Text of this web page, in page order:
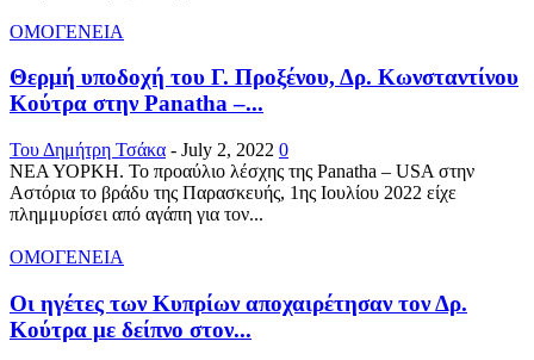
ΟΜΟΓΕΝΕΙΑ
Θερμή υποδοχή του Γ. Προξένου, Δρ. Κωνσταντίνου
Κούτρα στην Panatha –...
Του Δημήτρη Τσάκα - July 2, 2022 0
ΝΕΑ ΥΟΡΚΗ. To προαύλιο λέσχης της Panatha – USA στην
Αστόρια το βράδυ της Παρασκευής, 1ης Ιουλίου 2022 είχε
πλημμυρίσει από αγάπη για τον...
ΟΜΟΓΕΝΕΙΑ
Οι ηγέτες των Κυπρίων αποχαιρέτησαν τον Δρ.
Κούτρα με δείπνο στον...